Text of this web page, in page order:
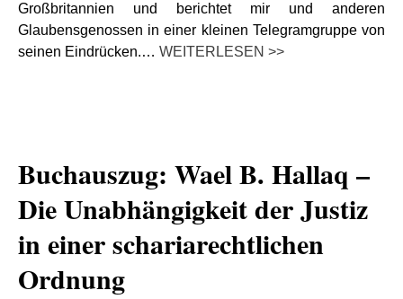
Großbritannien und berichtet mir und anderen
Glaubensgenossen in einer kleinen Telegramgruppe von
seinen Eindrücken.… WEITERLESEN >>
Buchauszug: Wael B. Hallaq –
Die Unabhängigkeit der Justiz
in einer schariarechtlichen
Ordnung